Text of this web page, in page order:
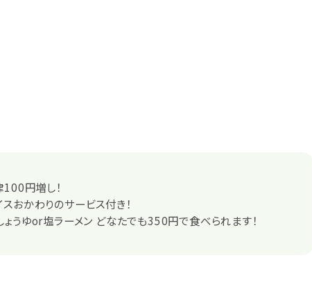
100円増し！
スおかわりのサービス付き！
ょうゆor塩ラーメン どなたでも350円で食べられます！